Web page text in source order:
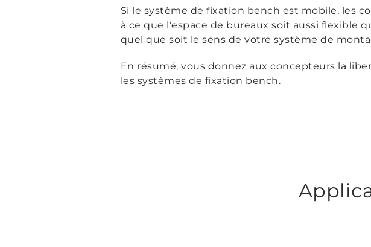
Si le système de fixation bench est mobile, les
à ce que l'espace de bureaux soit aussi flexible
quel que soit le sens de votre système de
En résumé, vous donnez aux concepteurs la
les systèmes de fixation bench.